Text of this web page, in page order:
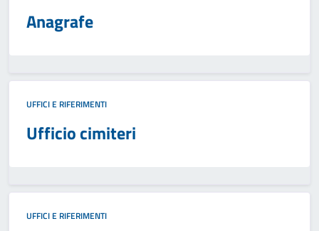
Anagrafe
UFFICI E RIFERIMENTI
Ufficio cimiteri
UFFICI E RIFERIMENTI